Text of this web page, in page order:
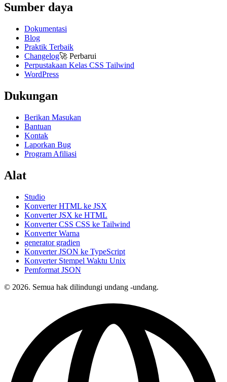
Sumber daya
Dokumentasi
Blog
Praktik Terbaik
Changelog🚀 Perbarui
Perpustakaan Kelas CSS Tailwind
WordPress
Dukungan
Berikan Masukan
Bantuan
Kontak
Laporkan Bug
Program Afiliasi
Alat
Studio
Konverter HTML ke JSX
Konverter JSX ke HTML
Konverter CSS CSS ke Tailwind
Konverter Warna
generator gradien
Konverter JSON ke TypeScript
Konverter Stempel Waktu Unix
Pemformat JSON
© 2026. Semua hak dilindungi undang -undang.